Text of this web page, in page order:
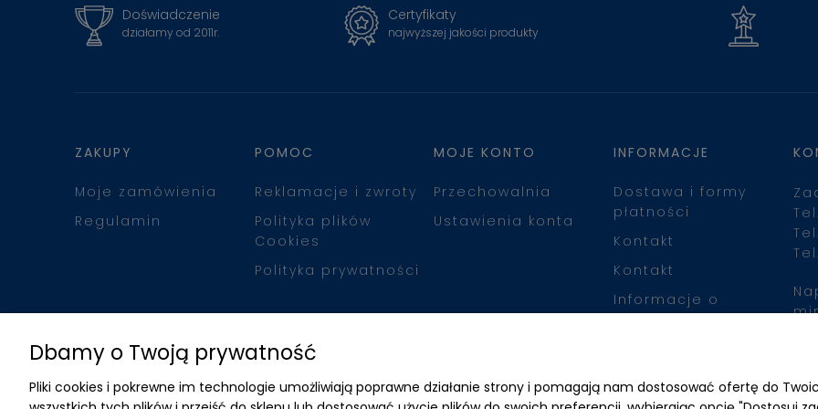
Doświadczenie
działamy od 2011r.
Certyfikaty
najwyższej jakości produkty
ZAKUPY
Moje zamówienia
Regulamin
POMOC
Reklamacje i zwroty
Polityka plików
Cookies
Polityka prywatności
MOJE KONTO
Przechowalnia
Ustawienia konta
INFORMACJE
Dostawa i formy
płatności
Kontakt
Kontakt
Informacje o
Dbamy o Twoją prywatność
Pliki cookies i pokrewne im technologie umożliwiają poprawne działanie strony i pomagają nam dostosować ofertę do